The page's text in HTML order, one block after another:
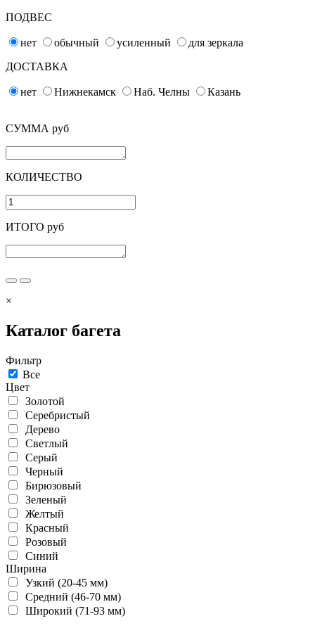
ПОДВЕС
нет обычный усиленный
для зеркала
ДОСТАВКА
нет Нижнекамск Наб. Челны Казань
СУММА руб
КОЛИЧЕСТВО
ИТОГО руб
×
Каталог багета
Фильтр
Все
Цвет
Золотой
Серебристый
Дерево
Светлый
Серый
Черный
Бирюзовый
Зеленый
Желтый
Красный
Розовый
Синий
Ширина
Узкий (20-45 мм)
Средний (46-70 мм)
Широкий (71-93 мм)